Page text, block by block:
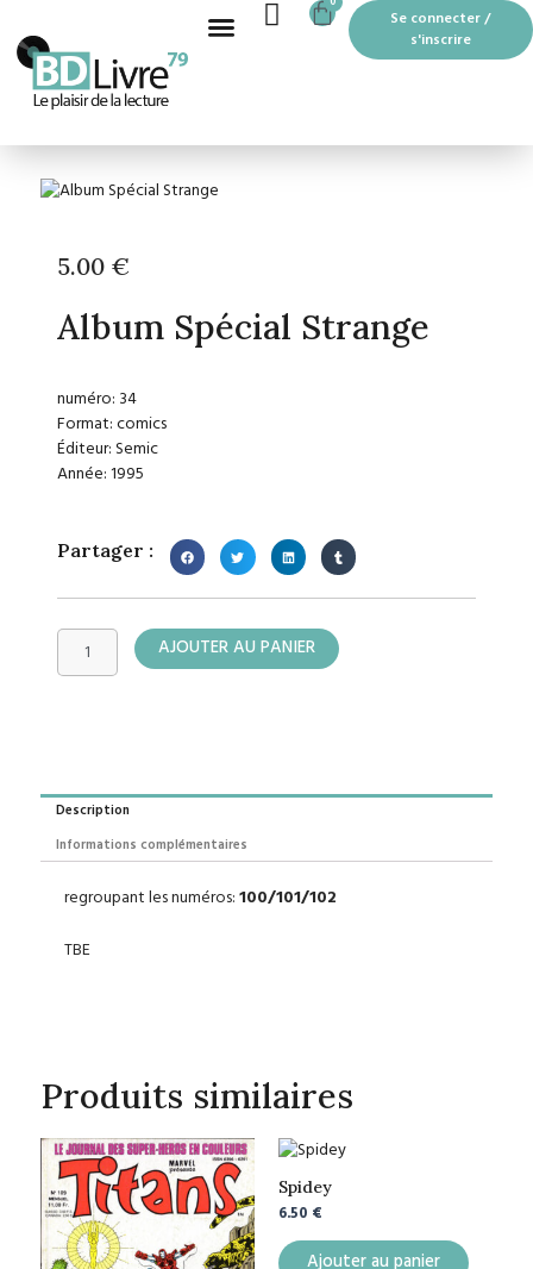
contenu
CART
Se connecter /
s'inscrire
5.00 €
Album Spécial Strange
numéro: 34
Format: comics
Éditeur: Semic
Année: 1995
Partager :
quantité
AJOUTER AU PANIER
Description
Informations complémentaires
regroupant les numéros:100/101/102
TBE
Produits similaires
Spidey
6.50 €
Ajouter au panier